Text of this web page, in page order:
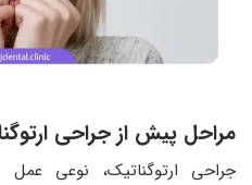
مراحل پیش از جراحی
جراحی ارتوگناتیک، نوعی